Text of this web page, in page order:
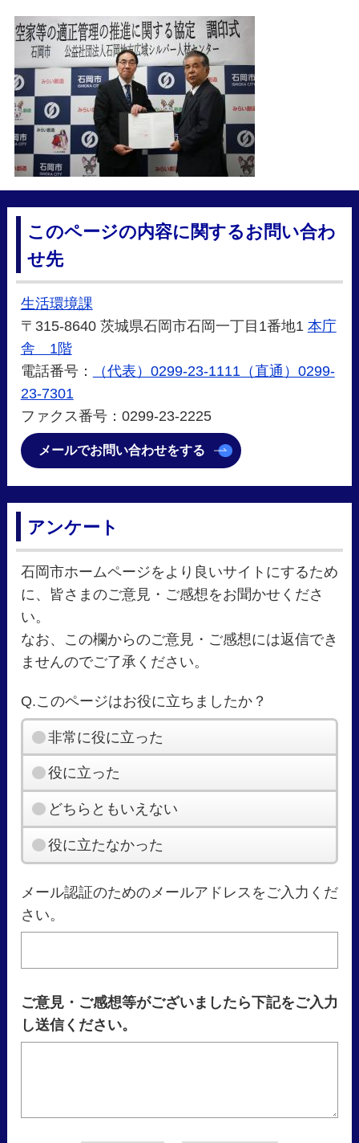
このページの内容に関するお問い合わ
せ先
生活環境課
〒315-8640 茨城県石岡市石岡一丁目1番地1 本庁
舎 1階
電話番号：
（代表）0299-23-1111（直通）0299-
23-7301
ファクス番号：0299-23-2225
メールでお問い合わせをする
アンケート
石岡市ホームページをより良いサイトにするため
に、皆さまのご意見・ご感想をお聞かせくださ
い。
なお、この欄からのご意見・ご感想には返信でき
ませんのでご了承ください。
Q.このページはお役に立ちましたか？
非常に役に立った
役に立った
どちらともいえない
役に立たなかった
メール認証のためのメールアドレスをご入力くだ
さい。
ご意見・ご感想等がございましたら下記をご入力
し送信ください。